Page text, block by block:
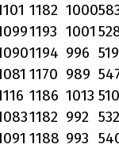
1182 1000
1193 1001
1194 996 519
1170 989
1186 1013 510
1182 992 532
1188 993